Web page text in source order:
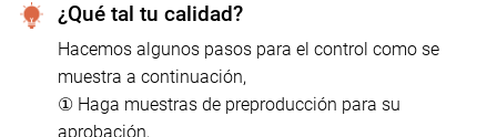
¿Qué tal tu calidad?
Hacemos algunos pasos para el control como se
muestra a continuación,
① Haga muestras de preproducción para su
aprobación,